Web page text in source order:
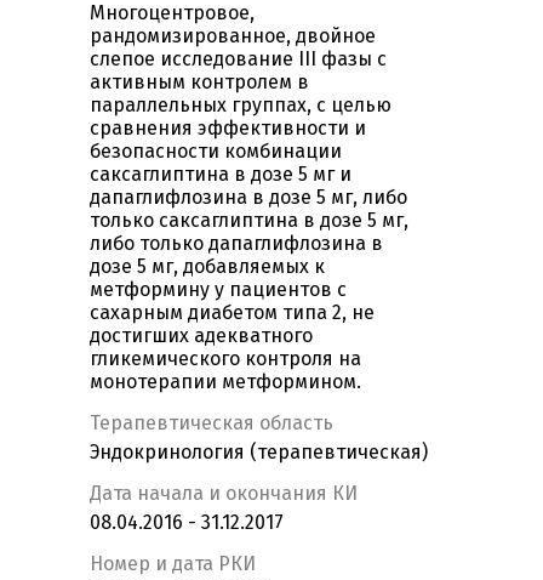
Многоцентровое,
рандомизированное, двойное
слепое исследование III фазы с
активным контролем в
параллельных группах, с целью
сравнения эффективности и
безопасности комбинации
саксаглиптина в дозе 5 мг и
дапаглифлозина в дозе 5 мг, либо
только саксаглиптина в дозе 5 мг,
либо только дапаглифлозина в
дозе 5 мг, добавляемых к
метформину у пациентов с
сахарным диабетом типа 2, не
достигших адекватного
гликемического контроля на
монотерапии метформином.
Терапевтическая область
Эндокринология (терапевтическая)
Дата начала и окончания КИ
08.04.2016 - 31.12.2017
Номер и дата РКИ